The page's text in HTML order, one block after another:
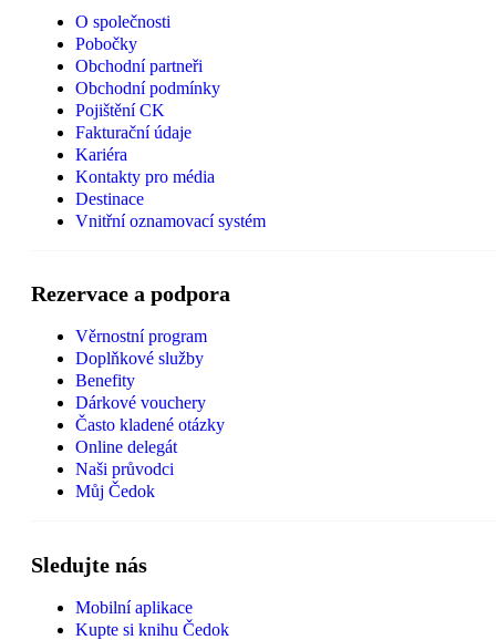
O společnosti
Pobočky
Obchodní partneři
Obchodní podmínky
Pojištění CK
Fakturační údaje
Kariéra
Kontakty pro média
Destinace
Vnitřní oznamovací systém
Rezervace a podpora
Věrnostní program
Doplňkové služby
Benefity
Dárkové vouchery
Často kladené otázky
Online delegát
Naši průvodci
Můj Čedok
Sledujte nás
Mobilní aplikace
Kupte si knihu Čedok